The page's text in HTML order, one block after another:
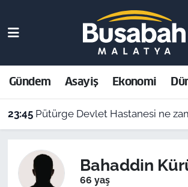
Gündem Asayiş Ekonomi
23:45 Pütürge Devlet Hastanesi ne zaman açılacak?
Bahaddin
66 yaş
Asayiş
Ekonomi
Bölge
Malatya Nöbetçi Eczaneler
Malatya Hava Durumu
Malatya Namaz Vakitleri
Süper Lig Puan Durumu ve